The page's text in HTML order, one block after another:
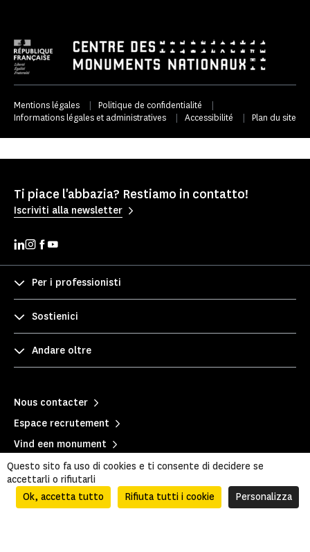
Mentions légales | Politique de confidentialité
|
Informations légales et administratives
| Accessibilité | Plan du site
Ti piace l'abbazia? Restiamo in contatto!
Iscriviti alla newsletter
Per i professionisti
Sostienici
Andare oltre
Nous contacter
Espace recrutement
Vind een monument
Partenaires
Questo sito fa uso di cookies e ti consente di decidere se
accettarli o rifiutarli
Ok, accetta tutto
Rifiuta tutti i cookie Personalizza